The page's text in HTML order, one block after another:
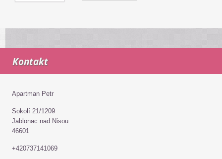
Kontakt
Apartman Petr
Sokolí 21/1209
Jablonac nad Nisou
46601
+420737141069